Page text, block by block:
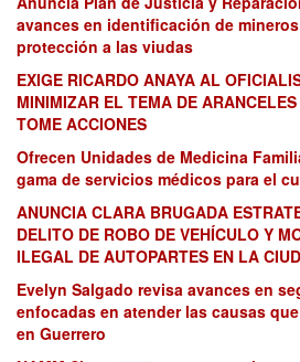
avances en identificación de
protección a las viudas
EXIGE RICARDO ANAYA AL
MINIMIZAR EL TEMA DE
TOME ACCIONES
Ofrecen Unidades de Medicina
gama de servicios médicos para el
ANUNCIA CLARA BRUGADA
DELITO DE ROBO DE VEHÍCULO Y
ILEGAL DE AUTOPARTES EN LA
Evelyn Salgado revisa avances en
enfocadas en atender las causas
en Guerrero